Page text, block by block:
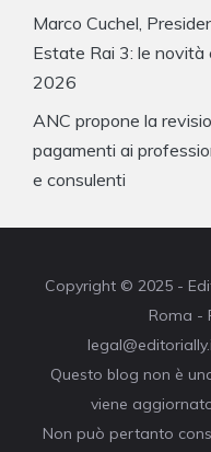
Marco Cuchel,
Estate Rai 3: le
2026
ANC propone la
pagamenti ai
e consulenti
Copyright © 2025 -
Roma -
Questo blog non è
viene
Non può pertanto